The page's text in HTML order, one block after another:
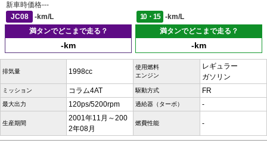
新車時価格---
JC08
-km/L 10・15
-km/L
満タンでどこまで走る？
-km
満タンでどこまで走る？
-km
排気量 1998cc
使用燃料
エンジン
レギュラー
ガソリン
ミッション コラム4AT 駆動方式 FR
最大出力 120ps/5200rpm 過給器（ターボ） -
生産期間
2001年11月～200
2年08月
燃費性能 -